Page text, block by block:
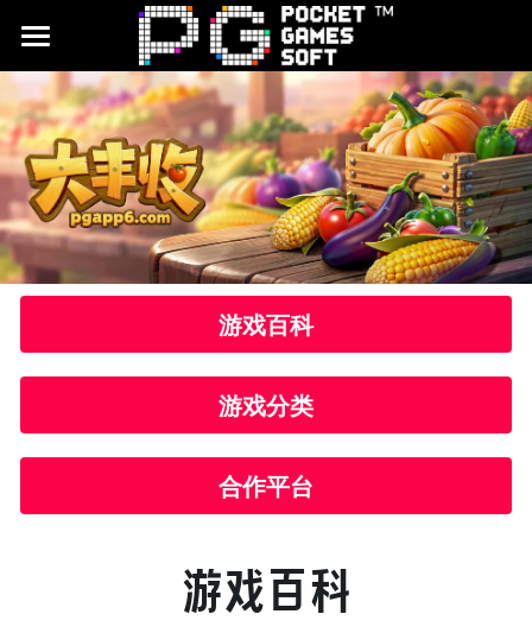
首頁
游戏试玩
合作平台
最新文章
品牌介绍
CQ9电子试玩
游戏百科
游戏分类
合作平台
游戏百科